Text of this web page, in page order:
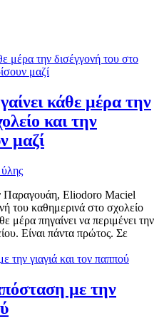
κάθε μέρα την
και την
μαζί
Παραγουάη, Eliodoro Maciel
του καθημερινά στο σχολείο
μέρα πηγαίνει να περιμένει την
Είναι πάντα πρώτος. Σε
με την